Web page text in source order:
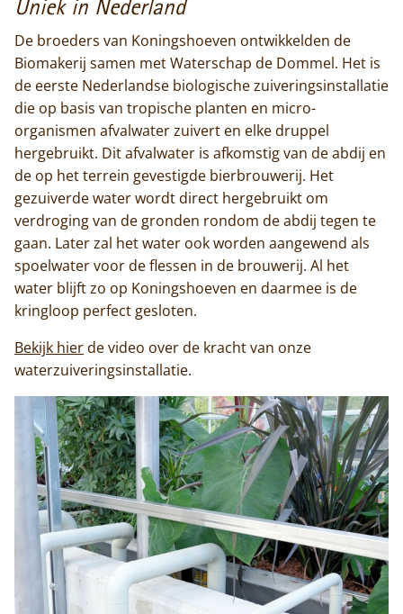
Uniek in Nederland
De broeders van Koningshoeven ontwikkelden de
Biomakerij samen met Waterschap de Dommel. Het is
de eerste Nederlandse biologische zuiveringsinstallatie
die op basis van tropische planten en micro-
organismen afvalwater zuivert en elke druppel
hergebruikt. Dit afvalwater is afkomstig van de abdij en
de op het terrein gevestigde bierbrouwerij. Het
gezuiverde water wordt direct hergebruikt om
verdroging van de gronden rondom de abdij tegen te
gaan. Later zal het water ook worden aangewend als
spoelwater voor de flessen in de brouwerij. Al het
water blijft zo op Koningshoeven en daarmee is de
kringloop perfect gesloten.
Bekijk hierde video over de kracht van onze
waterzuiveringsinstallatie.